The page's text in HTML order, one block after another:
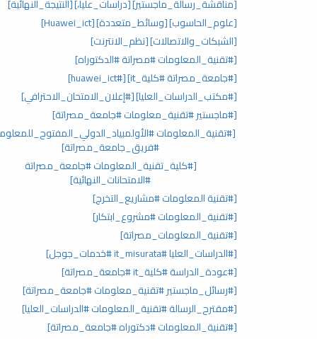
[مناقشة_رسالة_ماجستير][دراسات_عليا،][النتيجة_النهائية]
[علوم_الحاسوب][وسائط_متعددة][Huawei_ict]
[الشبكات_والاتصالات][نظم_الانترنت]
[#تقنية_المعلومات #مصراتة #الدكتوراه]
[#جامعة_مصراتة #كلية_it] [#huawei_ict]
[#مكتب_الدراسات_العليا][#إعلان_الامتحان_الاحترافي]
[#ماجستير #تقنية_معلومات #جامعة_مصراتة]
[#تقنية_المعلومات
#فريق_جامعة_مصراتة]
[#كلية_تقنية_المعلومات #جامعة_مصراتة
#الامتحانات_النهائية]
[#تقنية المعلومات #مشاريع_التخرج]
[#تقنية_المعلومات #مشروع_ابتكار]
[#تقنية_المعلومات_مصراتة]
[#الدراسات_العليا #it_misurata #خدمات_جوجل]
[#عودة_الدراسة #كلية_it #جامعة_مصراتة]
[#رسائل_ماجستير #تقنية_معلومات #جامعة_مصراتة]
[#مقترح_الرسالة #تقنية_المعلومات #الدراسات_العليا]
[#تقنية_المعلومات #دكتوراه #جامعة_مصراتة]